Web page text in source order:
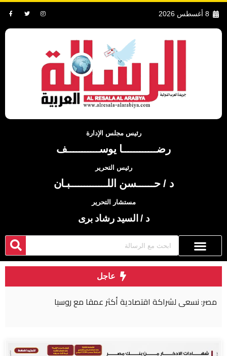
8 أغسطس 2026
رئيس مجلس الإدارة
رضــــــــــــا يوســـــــــــف
رئيس التحرير
د / حــــــسن اللـــــــــــــبـان
مستشار التحرير
د / السيد رشاد برى
عاجل
مصر: نسعى لشراكة اقتصادية أكثر عمقا مع روسيا